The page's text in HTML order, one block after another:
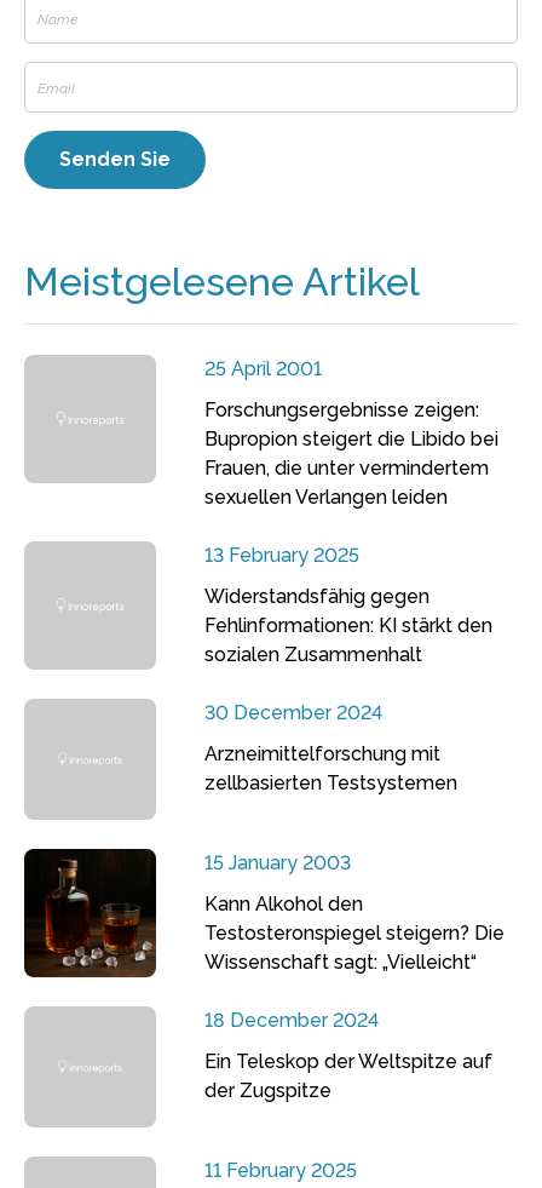
Meistgelesene Artikel
25 April 2001
Forschungsergebnisse zeigen:
Bupropion steigert die Libido bei
Frauen, die unter vermindertem
sexuellen Verlangen leiden
13 February 2025
Widerstandsfähig gegen
Fehlinformationen: KI stärkt den
sozialen Zusammenhalt
30 December 2024
Arzneimittelforschung mit
zellbasierten Testsystemen
15 January 2003
Kann Alkohol den
Testosteronspiegel steigern? Die
Wissenschaft sagt: „Vielleicht“
18 December 2024
Ein Teleskop der Weltspitze auf
der Zugspitze
11 February 2025